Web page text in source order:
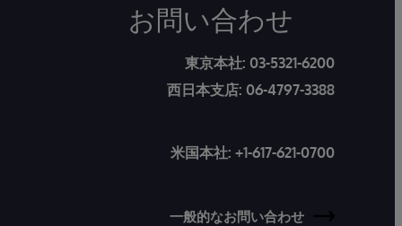
お問い合わせ
東京本社: 03-5321-6200
西日本支店: 06-4797-3388
米国本社: +1-617-621-0700
一般的なお問い合わせ